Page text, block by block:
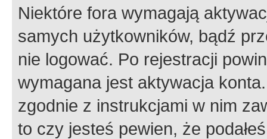
Niektóre fora wymagają
samych użytkowników, bądź
nie logować. Po rejestracji
wymagana jest aktywacja
zgodnie z instrukcjami w nim
to czy jesteś pewien, że